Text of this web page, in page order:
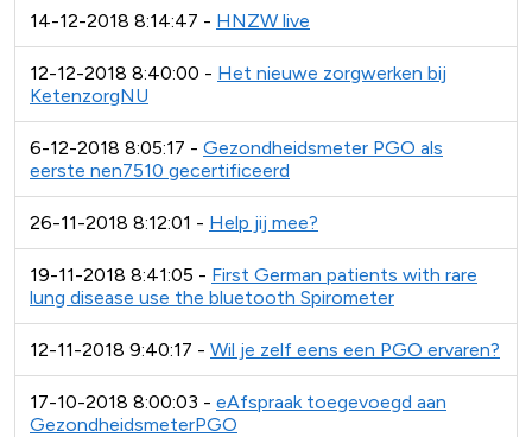
14-12-2018 8:14:47 - HNZW live
12-12-2018 8:40:00 - Het nieuwe zorgwerken bij
KetenzorgNU
6-12-2018 8:05:17 - Gezondheidsmeter PGO als
eerste nen7510 gecertificeerd
26-11-2018 8:12:01 - Help jij mee?
19-11-2018 8:41:05 - First German patients with rare
lung disease use the bluetooth Spirometer
12-11-2018 9:40:17 - Wil je zelf eens een PGO ervaren?
17-10-2018 8:00:03 - eAfspraak toegevoegd aan
GezondheidsmeterPGO